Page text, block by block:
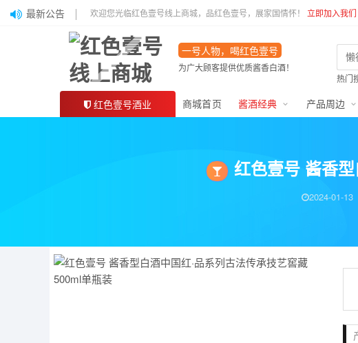
最新公告 欢迎您光临红色壹号线上商城，品红色壹号，展家国情怀！ 立即加入我们
一号人物，喝红色壹号
为广大顾客提供优质酱香白酒！
热门
2024
兑
红色壹号酒业 商城首页 酱酒经典 产品周边
红色壹号 酱香
2024-01-13